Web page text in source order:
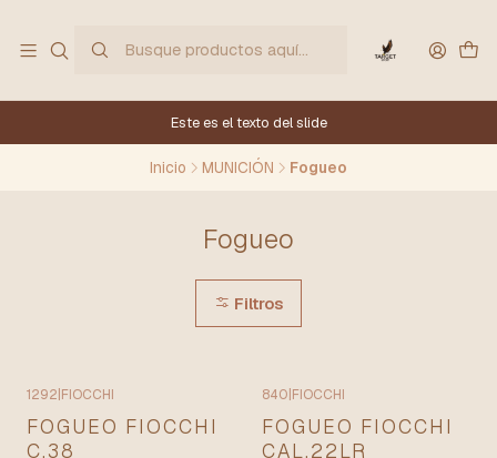
Este es el texto del slide
Inicio MUNICIÓN Fogueo
Fogueo
Filtros
1292|FIOCCHI
FOGUEO FIOCCHI
C.38
840|FIOCCHI
FOGUEO FIOCCHI
CAL.22LR